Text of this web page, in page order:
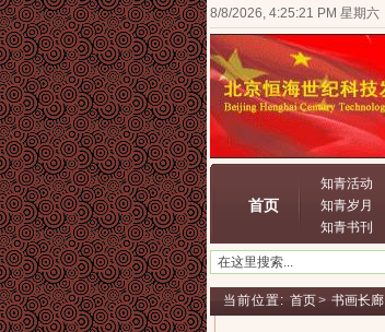
8/8/2026, 4:25:21 PM 星期六
首页
知青活动
知青岁月
知青书刊
当前位置: 首页> 书画长廊